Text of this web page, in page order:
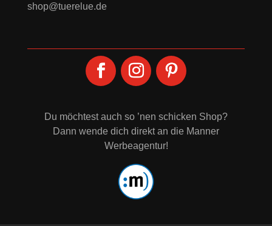
shop@tuerelue.de
Du möchtest auch so ’nen schicken Shop?
Dann wende dich direkt an die Manner
Werbeagentur!